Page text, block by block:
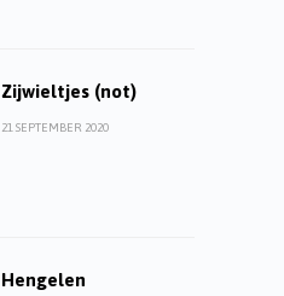
Zijwieltjes (not)
21 SEPTEMBER 2020
Hengelen